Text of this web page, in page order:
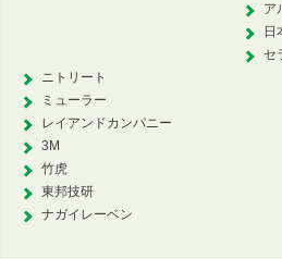
ア
日
セ
ニトリート
ミューラー
レイアンドカンパニー
3M
竹虎
東邦技研
ナガイレーベン